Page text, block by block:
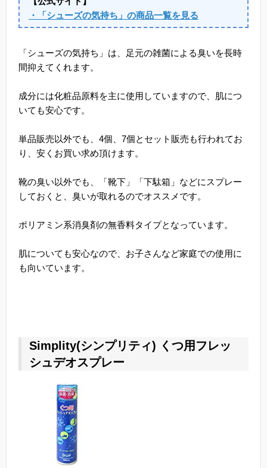
・「シューズの気持ち」の商品一覧を見る
「シューズの気持ち」は、足元の雑菌による臭いを長時
間抑えてくれます。
成分には化粧品原料を主に使用していますので、肌につ
いても安心です。
単品販売以外でも、4個、7個とセット販売も行われてお
り、安くお買い求め頂けます。
靴の臭い以外でも、「靴下」「下駄箱」などにスプレー
しておくと、臭いが取れるのでオススメです。
ポリアミン系消臭剤の無香料タイプとなっています。
肌についても安心なので、お子さんなど家庭での使用に
も向いています。
Simplity(シンプリティ) くつ用フレッ
シュデオスプレー